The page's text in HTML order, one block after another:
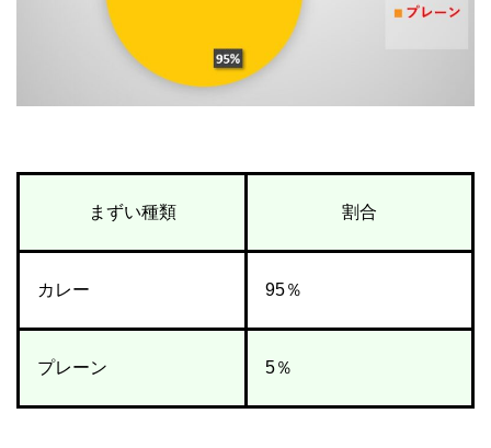
まずい種類 割合
カレー 95％
プレーン 5％